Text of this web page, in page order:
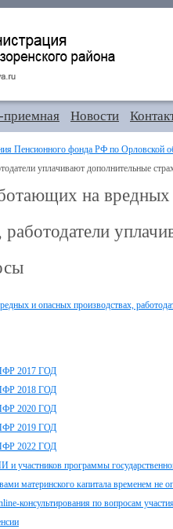
приемная Новости
Пенсионного фонда РФ по Орловской
уплачивают дополнительные
на
работодатели
и опасных производствах,
2017 ГОД
2018 ГОД
2020 ГОД
2019 ГОД
2022 ГОД
участников программы
материнского капитала временем не
консультирования по вопросам